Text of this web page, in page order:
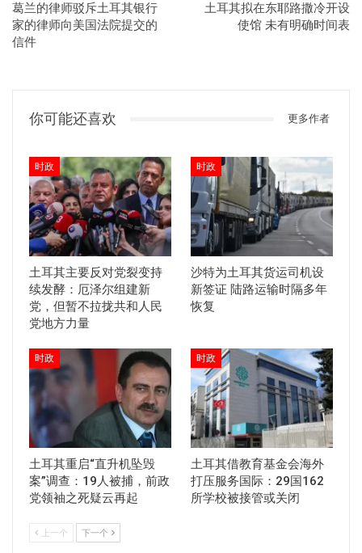
葛兰的律师驳斥土耳其银行
家的律师向美国法院提交的
信件
土耳其拟在东耶路撒冷开设
使馆 未有明确时间表
你可能还喜欢 更多作者
时政
土耳其主要反对党裂变持
续发酵：厄泽尔组建新
党，但暂不拉拢共和人民
党地方力量
时政
沙特为土耳其货运司机设
新签证 陆路运输时隔多年
恢复
时政
土耳其重启“直升机坠毁
案”调查：19人被捕，前政
党领袖之死疑云再起
时政
土耳其借教育基金会海外
打压服务国际：29国162
所学校被接管或关闭
上一个 下一个